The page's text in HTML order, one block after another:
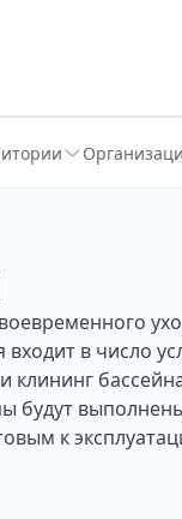
в число
будут
к